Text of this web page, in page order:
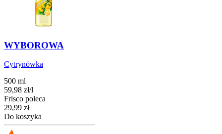
WYBOROWA
Cytrynówka
500 ml
59,98 zł/l
Frisco poleca
Cena
29,99 zł
Do koszyka